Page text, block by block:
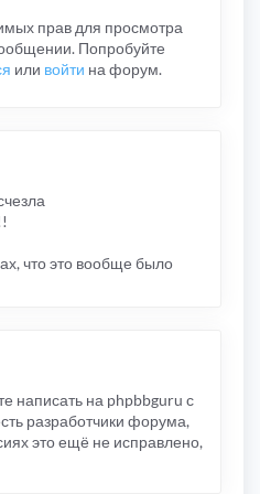
прав для просмотра
Попробуйте
или войти на форум.
что это вообще было
написать на phpbbguru с
разработчики форума,
это ещё не исправлено,